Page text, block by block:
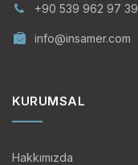
+90 539 962 97 39
info@insamer.com
KURUMSAL
Hakkımızda